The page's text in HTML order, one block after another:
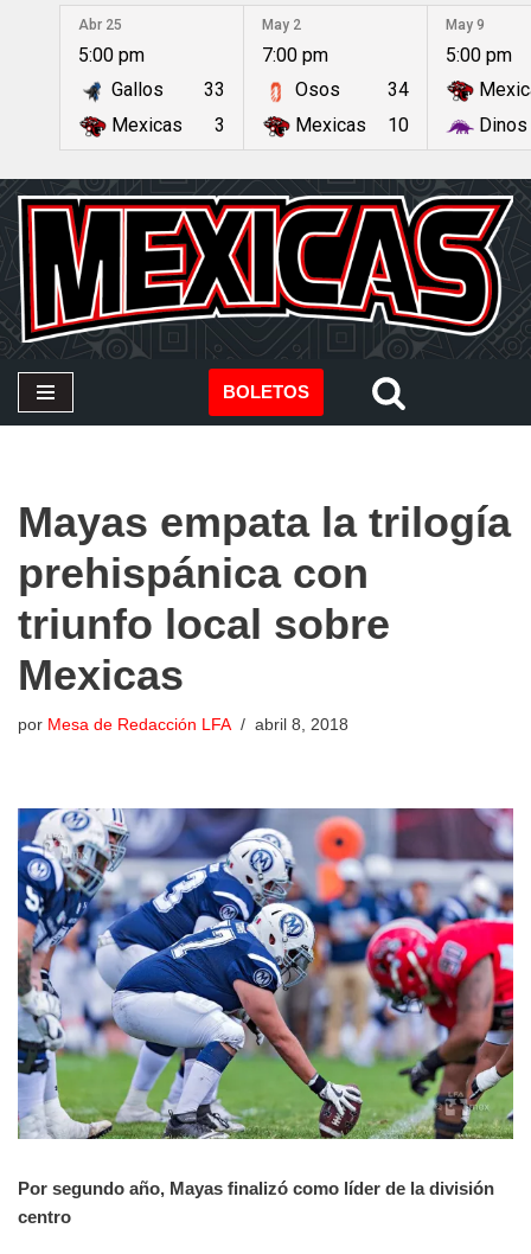
contenido
Abr 25
5:00 pm
Gallos
33
Mexicas
3
May 2
7:00 pm
Osos
34
Mexicas
10
May 9
5:00 pm
Dinos
BOLETOS
Mayas empata la trilogía
prehispánica con
triunfo local sobre
Mexicas
por Mesa de Redacción LFA abril 8, 2018
Por segundo año, Mayas finalizó como líder de la división
centro